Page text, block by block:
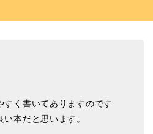
すく書いてありますのです
本だと思います。